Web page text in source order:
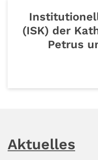
(ISK) der
Petrus
Aktuelles